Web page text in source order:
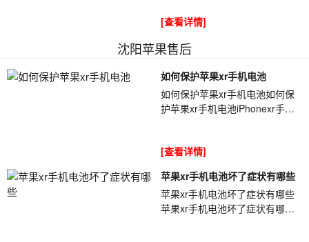
认成了电容，所...
[查看详情]
沈阳苹果售后
如何保护苹果xr手机电池
如何保护苹果xr手机电池如何保
护苹果xr手机电池iPhonexr手机
使用...
[查看详情]
苹果xr手机电池坏了症状有哪些
苹果xr手机电池坏了症状有哪些
苹果xr手机电池坏了症状有哪些